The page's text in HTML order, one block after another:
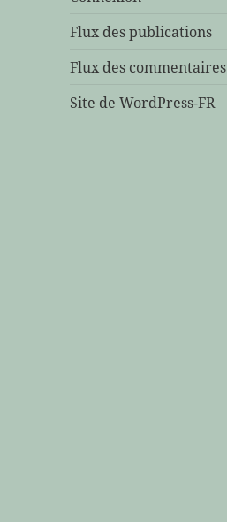
ça
fait
Flux des publications
Flux des commentaires
Site de WordPress-FR